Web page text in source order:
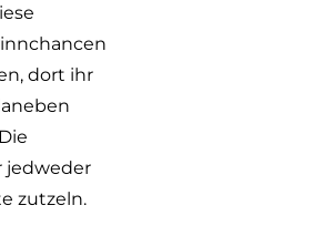
dort ihr
jedweder
zutzeln.